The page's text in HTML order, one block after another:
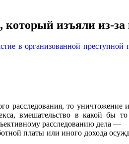
изъяли из-за
в организованной
то уничтожение
вмешательство в какой бы
расследованию дела —
платы или иного дохода